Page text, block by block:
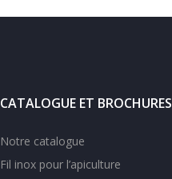
CATALOGUE ET BROCHURES
Notre catalogue
Fil inox pour l’apiculture